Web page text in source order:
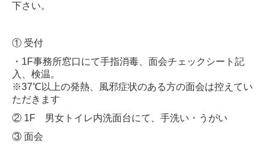
下さい。
① 受付
・1F事務所窓口にて手指消毒、面会チェックシート記
入、検温。
※37℃以上の発熱、風邪症状のある方の面会は控えてい
ただきます
② 1F 男女トイレ内洗面台にて、手洗い・うがい
③ 面会